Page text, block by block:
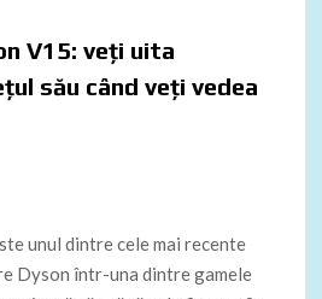
V15: veți uita
său când veți vedea
unul dintre cele mai recente
Dyson într-una dintre gamele